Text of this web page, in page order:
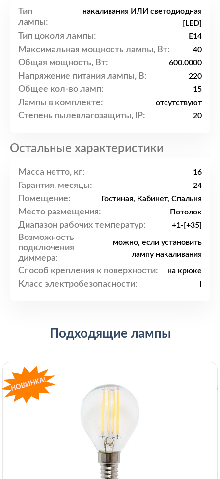
Тип
лампы:
накаливания ИЛИ светодиодная
[LED]
Тип цоколя лампы: E14
Максимальная мощность лампы, Вт: 40
Общая мощность, Вт: 600.0000
Напряжение питания лампы, В: 220
Общее кол-во ламп: 15
Лампы в комплекте: отсутствуют
Степень пылевлагозащиты, IP: 20
Остальные характеристики
Масса нетто, кг: 16
Гарантия, месяцы: 24
Помещение: Гостиная, Кабинет, Спальня
Место размещения: Потолок
Диапазон рабочих температур: +1-[+35]
Возможность
подключения
диммера:
можно, если установить
лампу накаливания
Способ крепления к поверхности: на крюке
Класс электробезопасности:
Подходящие лампы